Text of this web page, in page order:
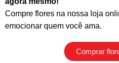
Compre flores na nossa loja
emocionar quem você ama.
Comprar